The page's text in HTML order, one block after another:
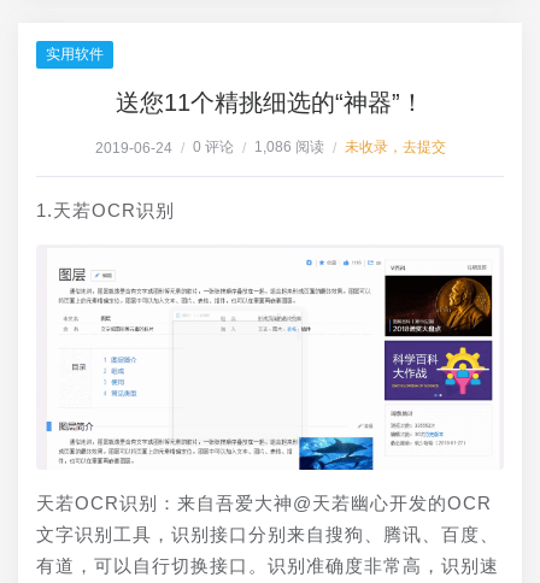
实用软件
送您11个精挑细选的“神器”！
2019-06-24 / 0 评论 / 1,086 阅读 / 未收录，去提交
1.天若OCR识别
天若OCR识别：来自吾爱大神@天若幽心开发的OCR
文字识别工具，识别接口分别来自搜狗、腾讯、百度、
有道，可以自行切换接口。识别准确度非常高，识别速